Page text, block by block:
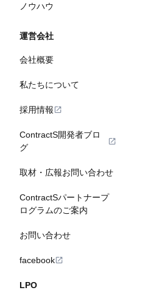
ノウハウ
運営会社
会社概要
私たちについて
採用情報
ContractS開発者ブロ
グ
取材・広報お問い合わせ
ContractSパートナープ
ログラムのご案内
お問い合わせ
facebook
LPO